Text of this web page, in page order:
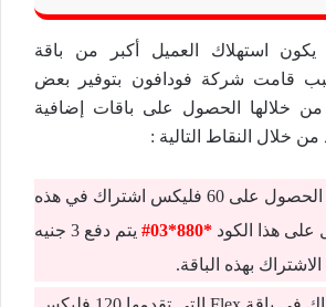
استهلاك العميل أكبر من باقة
قامت شركة فودافون بتوفير بعض
من خلالها الحصول على باقات إضافية
خلال النقاط التالية :
يمكن للعميل الحصول على 60 فليكس اشتراك في هذه
على هذا الكود *880*03#
يتم دفع 3 جنيه
بهذه الباقة.